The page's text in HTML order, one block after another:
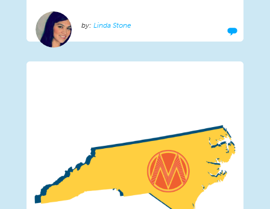
Linda Stone